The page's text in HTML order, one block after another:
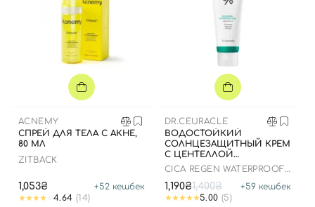
ACNEMY
СПРЕЙ ДЛЯ ТЕЛА С АКНЕ,
80 МЛ
ZITBACK
1,053₴ +52 кешбек
4.64 (14)
DR.CEURACLE
ВОДОСТОЙКИЙ
СОЛНЦЕЗАЩИТНЫЙ КРЕМ
С ЦЕНТЕЛЛОЙ
АЗИАТСКОЙ, 100 МЛ ДО
CICA REGEN WATERPROOF
1,190₴1,400₴ +59 кешбек
5.00 (5)